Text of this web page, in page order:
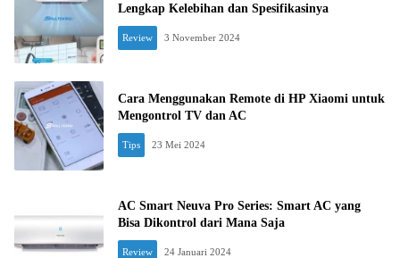
Lengkap Kelebihan dan Spesifikasinya
Review 3 November 2024
Cara Menggunakan Remote di HP Xiaomi untuk
Mengontrol TV dan AC
Tips 23 Mei 2024
AC Smart Neuva Pro Series: Smart AC yang
Bisa Dikontrol dari Mana Saja
Review 24 Januari 2024